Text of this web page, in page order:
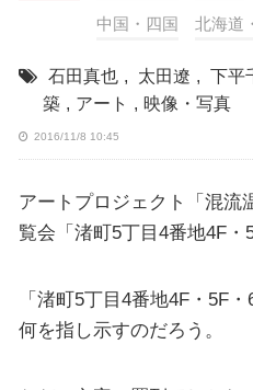
中国・四国 北海道
石田真也 , 太田遼 , 下平
築 , アート , 映像・写真
2016/11/8 10:45
アートプロジェクト「混流
覧会「渚町5丁目4番地4F・
「渚町5丁目4番地4F・5F
何を指し示すのだろう。